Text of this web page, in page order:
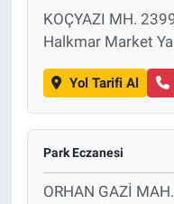
KOÇYAZI MH.
Halkmar Market
Yol Tarifi Al
Park Eczanesi
ORHAN GAZİ
Yerel
Magazin